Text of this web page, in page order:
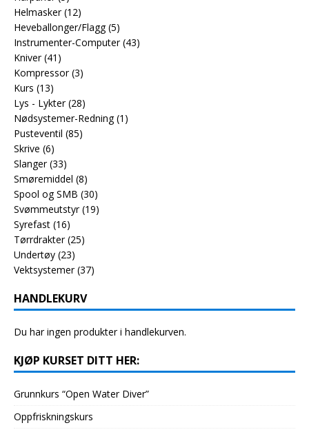
Helmasker (12)
Heveballonger/Flagg (5)
Instrumenter-Computer (43)
Kniver (41)
Kompressor (3)
Kurs (13)
Lys - Lykter (28)
Nødsystemer-Redning (1)
Pusteventil (85)
Skrive (6)
Slanger (33)
Smøremiddel (8)
Spool og SMB (30)
Svømmeutstyr (19)
Syrefast (16)
Tørrdrakter (25)
Undertøy (23)
Vektsystemer (37)
HANDLEKURV
Du har ingen produkter i handlekurven.
KJØP KURSET DITT HER:
Grunnkurs “Open Water Diver”
Oppfriskningskurs